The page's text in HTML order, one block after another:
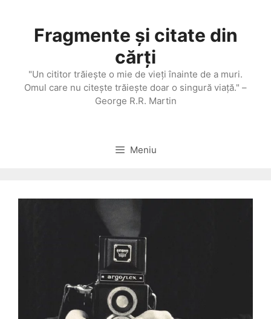
conținutFragmente și citate din
cărți
"Un cititor trăieşte o mie de vieţi înainte de a muri.
Omul care nu citeşte trăieşte doar o singură viaţă." –
George R.R. Martin
Meniu